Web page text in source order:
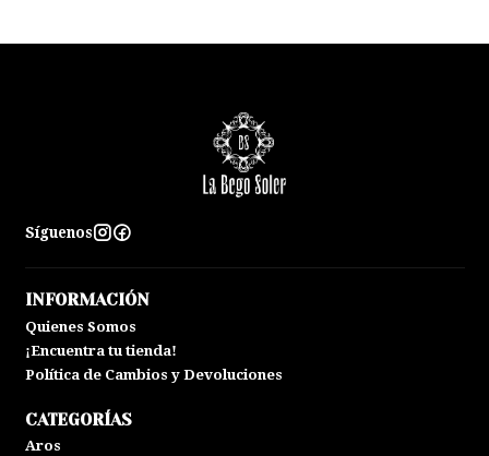
Síguenos
INFORMACIÓN
Quienes Somos
¡Encuentra tu tienda!
Política de Cambios y Devoluciones
CATEGORÍAS
Aros